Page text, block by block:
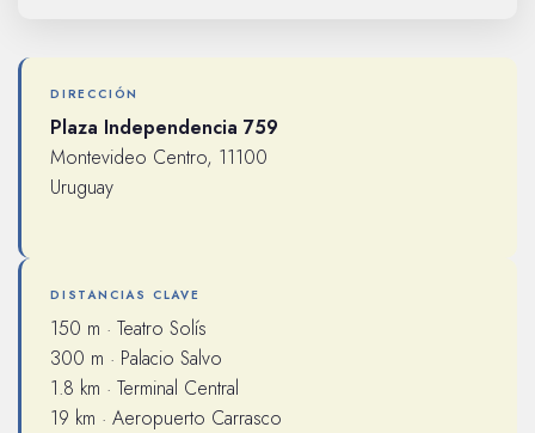
DIRECCIÓN
Plaza Independencia 759
Montevideo Centro, 11100
Uruguay
DISTANCIAS CLAVE
150 m · Teatro Solís
300 m · Palacio Salvo
1.8 km · Terminal Central
19 km · Aeropuerto Carrasco